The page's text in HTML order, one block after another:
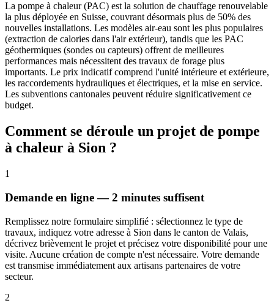
La pompe à chaleur (PAC) est la solution de chauffage renouvelable
la plus déployée en Suisse, couvrant désormais plus de 50% des
nouvelles installations. Les modèles air-eau sont les plus populaires
(extraction de calories dans l'air extérieur), tandis que les PAC
géothermiques (sondes ou capteurs) offrent de meilleures
performances mais nécessitent des travaux de forage plus
importants. Le prix indicatif comprend l'unité intérieure et extérieure,
les raccordements hydrauliques et électriques, et la mise en service.
Les subventions cantonales peuvent réduire significativement ce
budget.
Comment se déroule un projet de pompe
à chaleur à Sion ?
1
Demande en ligne — 2 minutes suffisent
Remplissez notre formulaire simplifié : sélectionnez le type de
travaux, indiquez votre adresse à Sion dans le canton de Valais,
décrivez brièvement le projet et précisez votre disponibilité pour une
visite. Aucune création de compte n'est nécessaire. Votre demande
est transmise immédiatement aux artisans partenaires de votre
secteur.
2